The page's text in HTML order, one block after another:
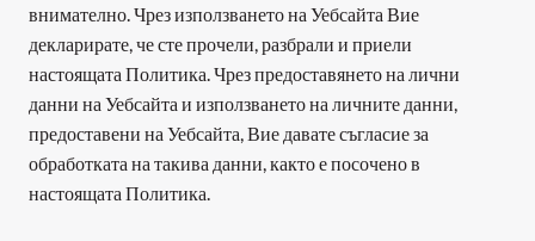
внимателно. Чрез използването на Уебсайта Вие
декларирате, че сте прочели, разбрали и приели
настоящата Политика. Чрез предоставянето на лични
данни на Уебсайта и използването на личните данни,
предоставени на Уебсайта, Вие давате съгласие за
обработката на такива данни, както е посочено в
настоящата Политика.